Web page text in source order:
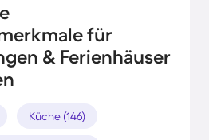
für
& Ferienhäuser
Küche (146)